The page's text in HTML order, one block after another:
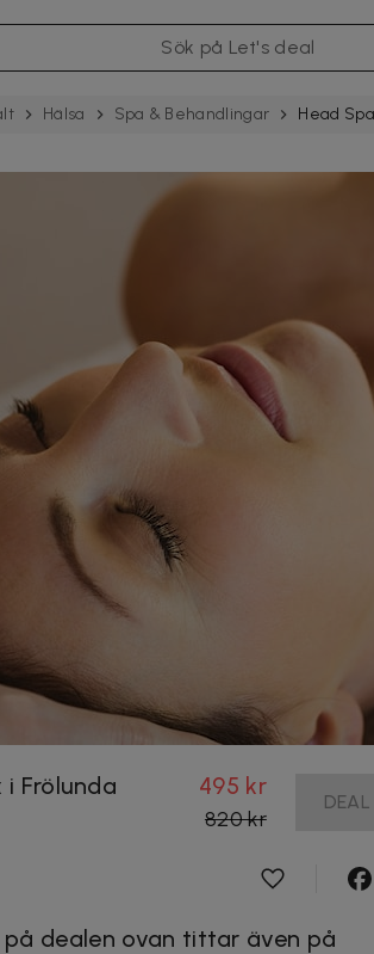
Hälsa Spa & Behand­ling­ar Head
i Frölunda 495 kr
820 kr
dealen ovan tittar även på